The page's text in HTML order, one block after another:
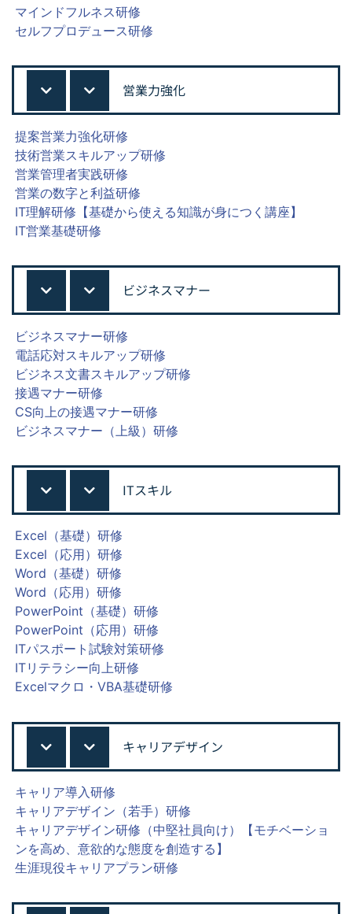
マインドフルネス研修
セルフプロデュース研修
営業力強化
提案営業力強化研修
技術営業スキルアップ研修
営業管理者実践研修
営業の数字と利益研修
IT理解研修【基礎から使える知識が身につく講座】
IT営業基礎研修
ビジネスマナー
ビジネスマナー研修
電話応対スキルアップ研修
ビジネス文書スキルアップ研修
接遇マナー研修
CS向上の接遇マナー研修
ビジネスマナー（上級）研修
ITスキル
Excel（基礎）研修
Excel（応用）研修
Word（基礎）研修
Word（応用）研修
PowerPoint（基礎）研修
PowerPoint（応用）研修
ITパスポート試験対策研修
ITリテラシー向上研修
Excelマクロ・VBA基礎研修
キャリアデザイン
キャリア導入研修
キャリアデザイン（若手）研修
キャリアデザイン研修（中堅社員向け）【モチベーショ
ンを高め、意欲的な態度を創造する】
生涯現役キャリアプラン研修